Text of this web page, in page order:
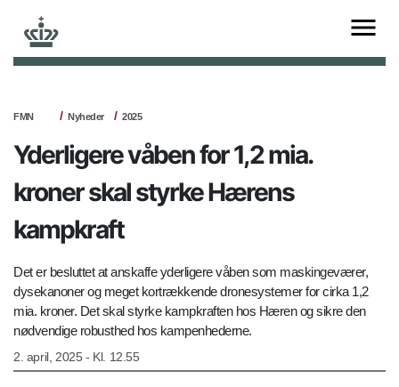
FMN Nyheder 2025
Yderligere våben for 1,2 mia.
kroner skal styrke Hærens
kampkraft
Det er besluttet at anskaffe yderligere våben som maskingeværer,
dysekanoner og meget kortrækkende dronesystemer for cirka 1,2
mia. kroner. Det skal styrke kampkraften hos Hæren og sikre den
nødvendige robusthed hos kampenhederne.
2. april, 2025 - Kl. 12.55